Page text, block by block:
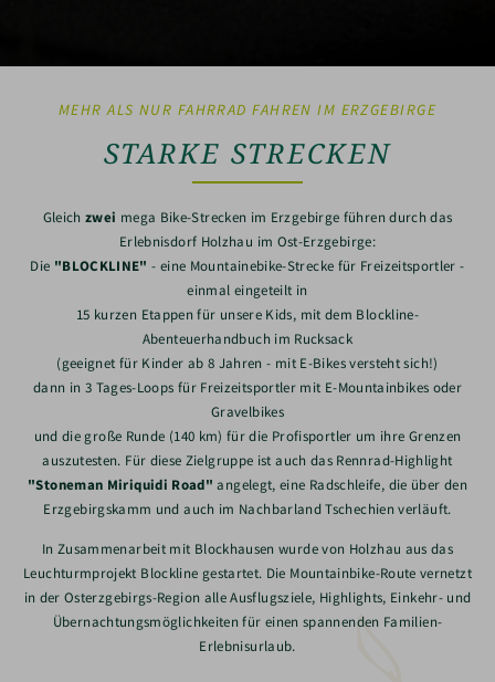
MEHR ALS NUR FAHRRAD FAHREN IM ERZGEBIRGE
STARKE STRECKEN
Gleichzwei mega Bike-Strecken im Erzgebirge führen durch das
Erlebnisdorf Holzhau im Ost-Erzgebirge:
Die "BLOCKLINE" - eine Mountainebike-Strecke für Freizeitsportler -
einmal eingeteilt in
15 kurzen Etappen für unsere Kids, mit dem Blockline-
Abenteuerhandbuch im Rucksack
(geeignet für Kinder ab 8 Jahren - mit E-Bikes versteht sich!)
dann in 3 Tages-Loops für Freizeitsportler mit E-Mountainbikes oder
Gravelbikes
und die große Runde (140 km) für die Profisportler um ihre Grenzen
auszutesten. Für diese Zielgruppe ist auch das Rennrad-Highlight
"Stoneman Miriquidi Road" angelegt, eine Radschleife, die über den
Erzgebirgskamm und auch im Nachbarland Tschechien verläuft.
In Zusammenarbeit mit Blockhausen wurde von Holzhau aus das
Leuchturmprojekt Blockline gestartet. Die Mountainbike-Route vernetzt
in der Osterzgebirgs-Region alle Ausflugsziele, Highlights, Einkehr- und
Übernachtungsmöglichkeiten für einen spannenden Familien-
Erlebnisurlaub.